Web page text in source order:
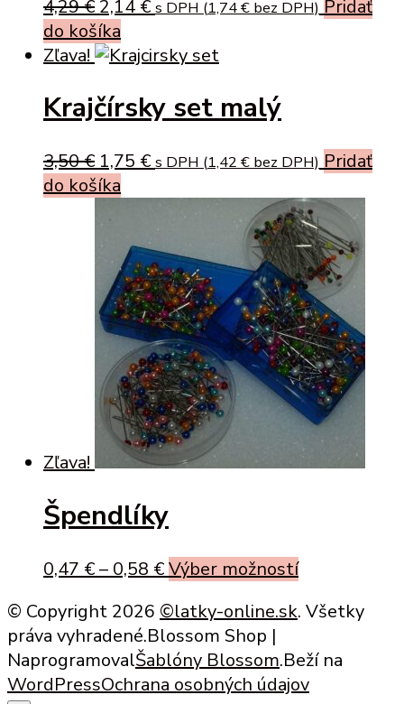
4,29€ Original
price
was:
2,14 €Current
is:
s DPH (1,74€ bez DPH) Pridať
do košíka
Zľava!
Krajčírsky set malý
3,50€ Original
price
1,75 €Current
s DPH (1,42 € bez DPH) Pridať
do košíka
Zľava!
Špendlíky
0,47 €– 0,58 €Výber možnostíThis
has
variants.
The
© Copyright 2026 ©latky-online.sk. Všetky
práva vyhradené.Blossom Shop |
NaprogramovalŠablóny Blossom.Beží na
WordPressOchrana osobných údajov